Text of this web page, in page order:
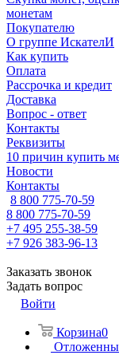
монетам
Покупателю
О группе ИскателИ
Как купить
Оплата
Рассрочка и кредит
Доставка
Вопрос - ответ
Контакты
Реквизиты
10 причин купить
Новости
Контакты
8 800 775-70-59
8 800 775-70-59
+7 495 255-38-59
+7 926 383-96-13
Заказать звонок
Задать вопрос
Войти
Корзина0